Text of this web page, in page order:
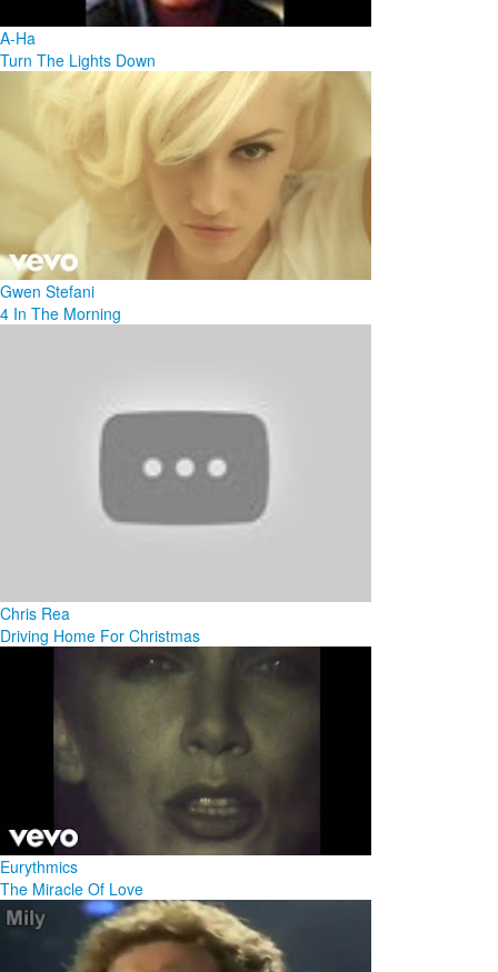
A-Ha
Turn The Lights Down
Gwen Stefani
4 In The Morning
Chris Rea
Driving Home For Christmas
Eurythmics
The Miracle Of Love